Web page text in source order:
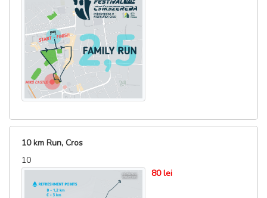
10 km Run, Cros
10
80 lei